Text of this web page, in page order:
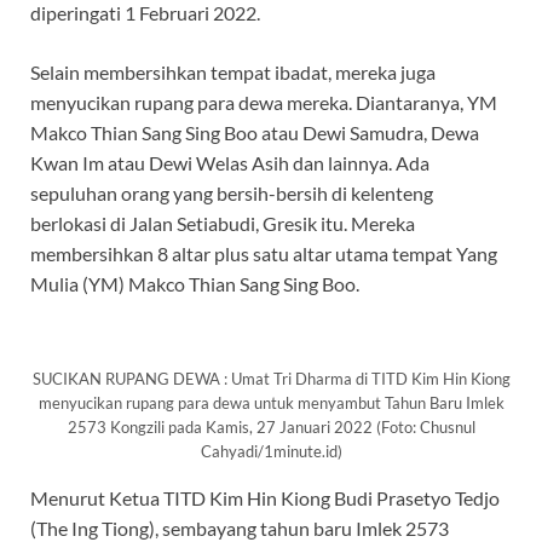
diperingati 1 Februari 2022.
Selain membersihkan tempat ibadat, mereka juga
menyucikan rupang para dewa mereka. Diantaranya, YM
Makco Thian Sang Sing Boo atau Dewi Samudra, Dewa
Kwan Im atau Dewi Welas Asih dan lainnya. Ada
sepuluhan orang yang bersih-bersih di kelenteng
berlokasi di Jalan Setiabudi, Gresik itu. Mereka
membersihkan 8 altar plus satu altar utama tempat Yang
Mulia (YM) Makco Thian Sang Sing Boo.
SUCIKAN RUPANG DEWA : Umat Tri Dharma di TITD Kim Hin Kiong
menyucikan rupang para dewa untuk menyambut Tahun Baru Imlek
2573 Kongzili pada Kamis, 27 Januari 2022 (Foto: Chusnul
Cahyadi/1minute.id)
Menurut Ketua TITD Kim Hin Kiong Budi Prasetyo Tedjo
(The Ing Tiong), sembayang tahun baru Imlek 2573